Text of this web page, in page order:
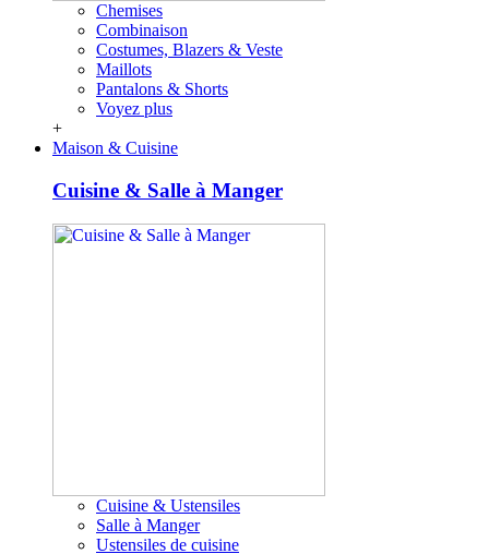
Chemises
Combinaison
Costumes, Blazers & Veste
Maillots
Pantalons & Shorts
Voyez plus
+
Maison & Cuisine
Cuisine & Salle à Manger
Cuisine & Ustensiles
Salle à Manger
Ustensiles de cuisine